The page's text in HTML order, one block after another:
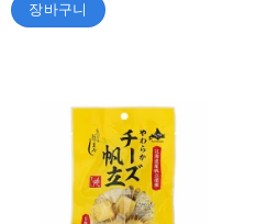
장바구니